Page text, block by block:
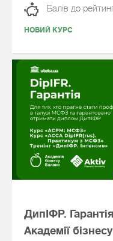
Балів до
НОВИЙ КУРС
ДипІФР.
Академії